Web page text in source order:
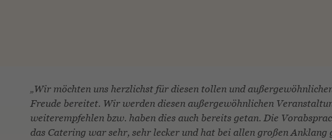
„Wir möchten uns herzlichst für diesen tollen und
Freude bereitet. Wir werden diesen außergewöhnlichen
weiterempfehlen bzw. haben dies auch bereits getan. Die
das Catering war sehr, sehr lecker und hat bei allen großen